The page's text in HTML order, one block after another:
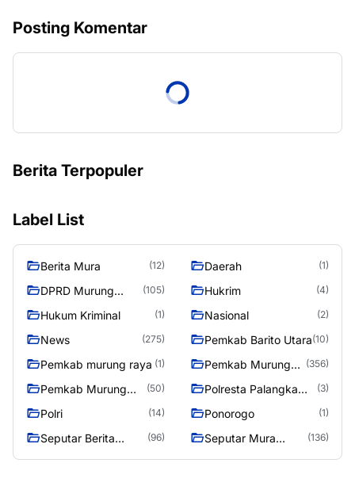
Posting Komentar
Berita Terpopuler
Label List
Berita Mura (12) Daerah (1)
DPRD Murung
(105) Hukrim (4)
Hukum Kriminal (1) Nasional (2)
News (275) Pemkab Barito Utara(10)
Pemkab murung raya (1)
Pemkab Murung
(356)
Pemkab Murung
(50)
Polresta Palangka
(3)
Polri (14) Ponorogo (1)
Seputar Berita
(96)
Seputar Mura
(136)